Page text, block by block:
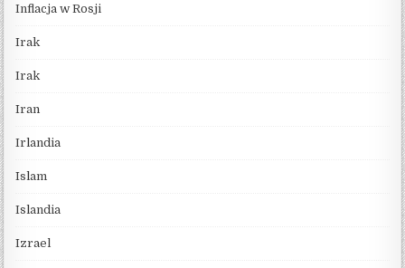
Inflacja w Rosji
Irak
Irak
Iran
Irlandia
Islam
Islandia
Izrael